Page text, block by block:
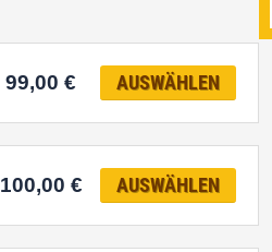
99,00 € AUSWÄHLEN
100,00 € AUSWÄHLEN